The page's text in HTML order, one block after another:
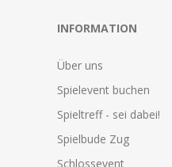
INFORMATION
Über uns
Spielevent buchen
Spieltreff - sei dabei!
Spielbude Zug
Schlossevent